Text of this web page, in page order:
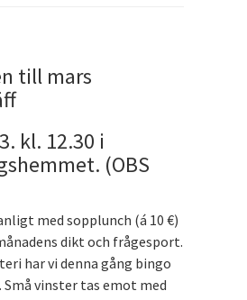
till mars
kl. 12.30 i
(OBS
med sopplunch (á 10 €)
dikt och frågesport.
har vi denna gång bingo
vinster tas emot med